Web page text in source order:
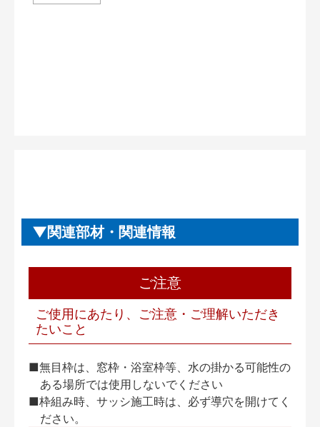
関連部材・関連情報
ご注意
ご使用にあたり、ご注意・ご理解いただき
たいこと
■無目枠は、窓枠・浴室枠等、水の掛かる可能性の
ある場所では使用しないでください
■枠組み時、サッシ施工時は、必ず導穴を開けてく
ださい。